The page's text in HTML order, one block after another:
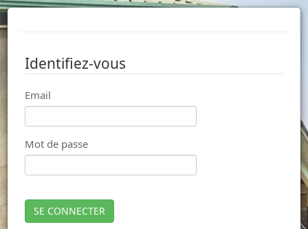
Identifiez-vous
Email
Mot de passe
SE CONNECTER